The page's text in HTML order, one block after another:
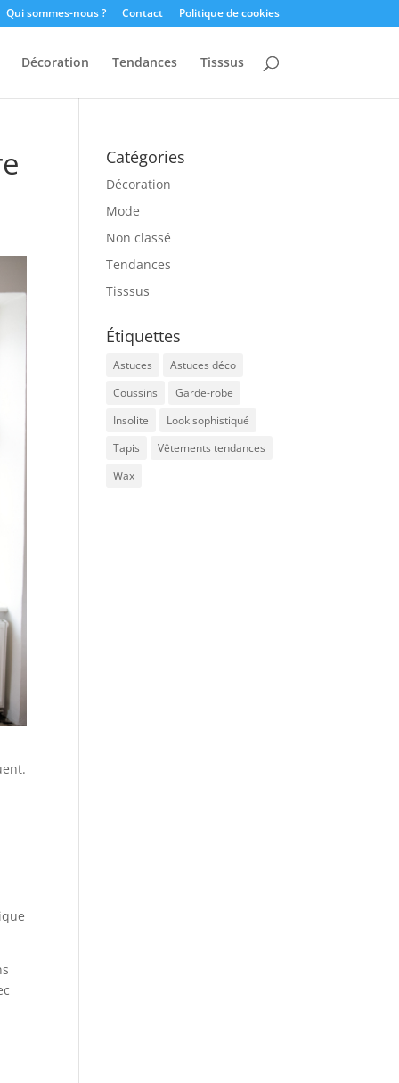
Qui sommes-nous ? Contact Politique de cookies
Décoration Tendances Tisssus
Catégories
Décoration
Mode
Non classé
Tendances
Tisssus
Étiquettes
Astuces
Astuces déco
Coussins
Garde-robe
Insolite
Look sophistiqué
Tapis
Vêtements tendances
Wax